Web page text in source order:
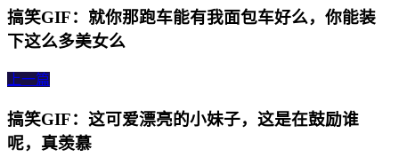
搞笑GIF：就你那跑车能有我面包车好么，你能装
下这么多美女么
上一篇
搞笑GIF：这可爱漂亮的小妹子，这是在鼓励谁
呢，真羡慕